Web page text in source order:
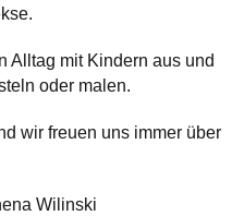
Alltag mit Kindern aus und
oder malen.
wir freuen uns immer über
Wilinski